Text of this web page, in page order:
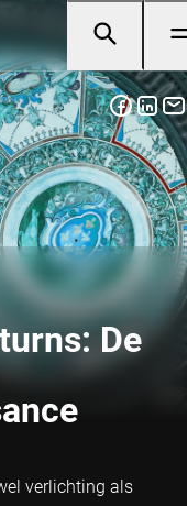
De
verlichting als